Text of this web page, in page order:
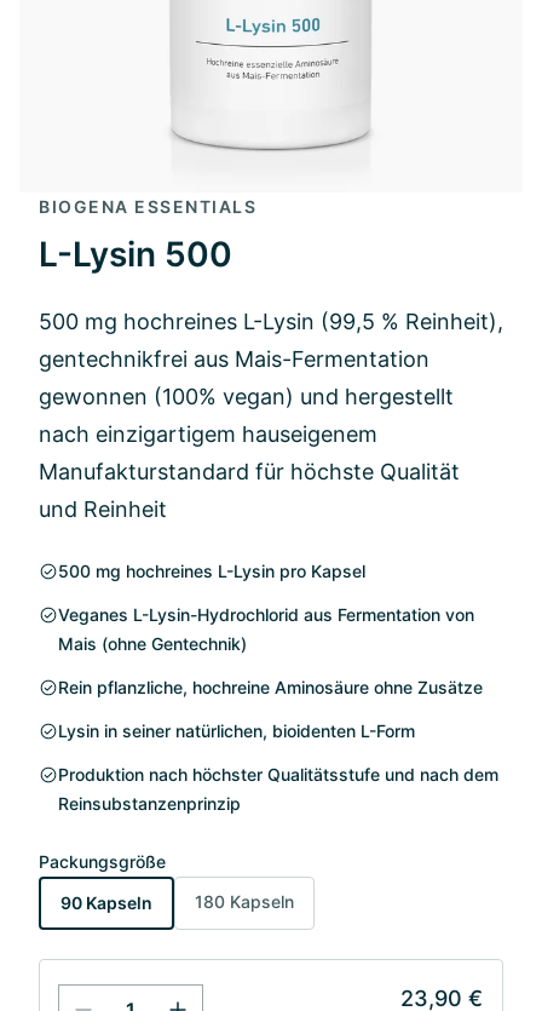
BIOGENA ESSENTIALS
L-Lysin 500
500 mg hochreines L-Lysin (99,5 % Reinheit),
gentechnikfrei aus Mais-Fermentation
gewonnen (100% vegan) und hergestellt
nach einzigartigem hauseigenem
Manufakturstandard für höchste Qualität
und Reinheit
500 mg hochreines L-Lysin pro Kapsel
Veganes L-Lysin-Hydrochlorid aus Fermentation von
Mais (ohne Gentechnik)
Rein pflanzliche, hochreine Aminosäure ohne Zusätze
Lysin in seiner natürlichen, bioidenten L-Form
Produktion nach höchster Qualitätsstufe und nach dem
Reinsubstanzenprinzip
Packungsgröße
90 Kapseln
180 Kapseln
23,90 €